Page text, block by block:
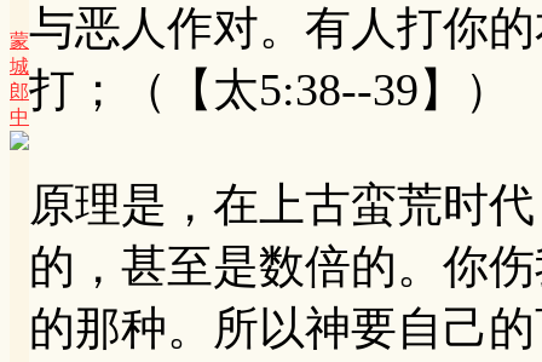
蒙
城
郎
中
与恶人作对。有人打你
打；（【太5:38--39】）
原理是，在上古蛮荒时
的，甚至是数倍的。你
的那种。所以神要自己